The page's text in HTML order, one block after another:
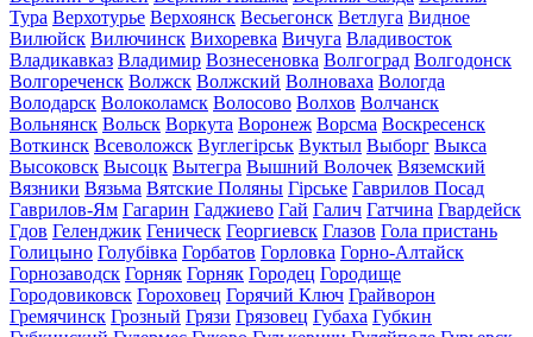
Тура Верхотурье Верхоянск Весьегонск Ветлуга Видное
Вилюйск Вилючинск Вихоревка Вичуга Владивосток
Владикавказ Владимир Вознесеновка Волгоград Волгодонск
Волгореченск Волжск Волжский Волноваха Вологда
Володарск Волоколамск Волосово Волхов Волчанск
Вольнянск Вольск Воркута Воронеж Ворсма Воскресенск
Воткинск Всеволожск Вуглегірськ Вуктыл Выборг Выкса
Высоковск Высоцк Вытегра Вышний Волочек Вяземский
Вязники Вязьма Вятские Поляны Гірське Гаврилов Посад
Гаврилов-Ям Гагарин Гаджиево Гай Галич Гатчина Гвардейск
Гдов Геленджик Геническ Георгиевск Глазов Гола пристань
Голицыно Голубівка Горбатов Горловка Горно-Алтайск
Горнозаводск Горняк Горняк Городец Городище
Городовиковск Гороховец Горячий Ключ Грайворон
Гремячинск Грозный Грязи Грязовец Губаха Губкин